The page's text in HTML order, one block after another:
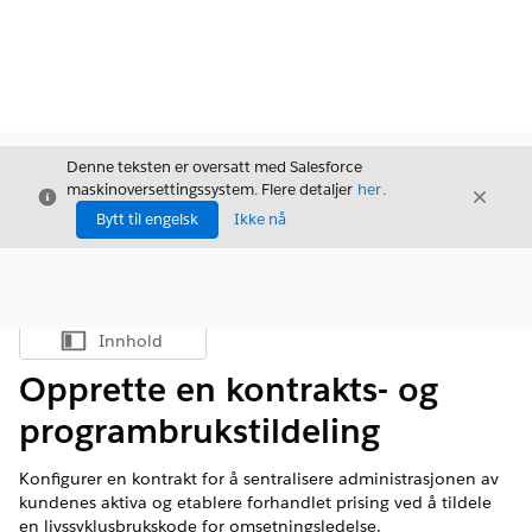
Avslutt
Denne teksten er oversatt med Salesforce
maskinoversettingssystem. Flere detaljer her.
Bytt til engelsk
Ikke nå
Avslutt
Vis innholdsfortegnelse
Innhold
Opprette en kontrakts- og
programbrukstildeling
Konfigurer en kontrakt for å sentralisere administrasjonen av
kundenes aktiva og etablere forhandlet prising ved å tildele
en livssyklusbrukskode for omsetningsledelse.